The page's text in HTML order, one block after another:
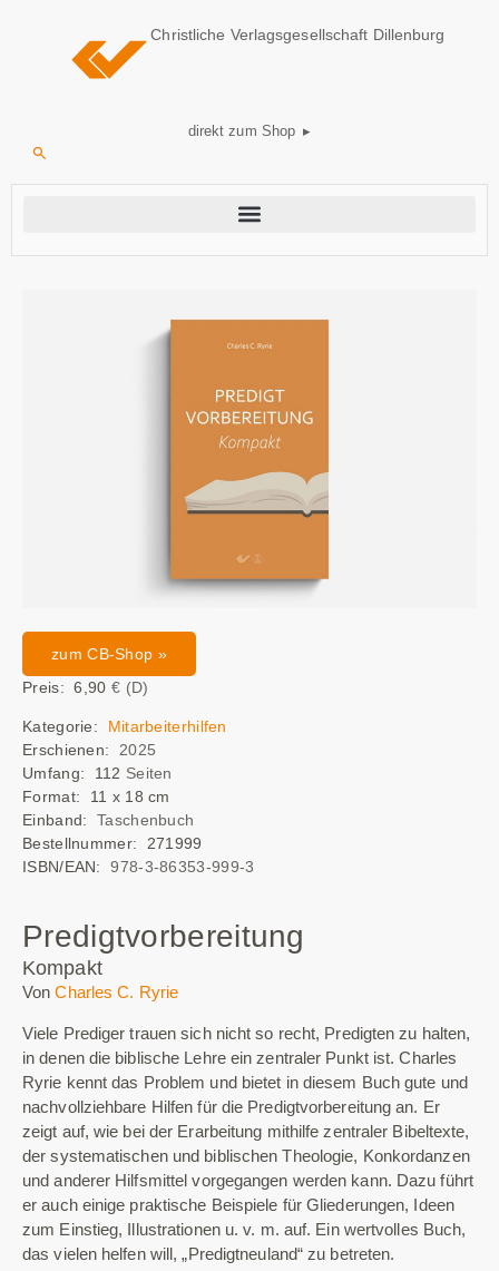
Christliche Verlagsgesellschaft Dillenburg
direkt zum Shop ▸
zum CB-Shop »
Preis: 6,90 € (D)
Kategorie: Mitarbeiterhilfen
Erschienen: 2025
Umfang: 112 Seiten
Format: 11 x 18 cm
Einband: Taschenbuch
Bestellnummer: 271999
ISBN/EAN:978-3-86353-999-3
Predigtvorbereitung
Kompakt
VonCharles C. Ryrie
Viele Prediger trauen sich nicht so recht, Predigten zu halten,
in denen die biblische Lehre ein zentraler Punkt ist. Charles
Ryrie kennt das Problem und bietet in diesem Buch gute und
nachvollziehbare Hilfen für die Predigtvorbereitung an. Er
zeigt auf, wie bei der Erarbeitung mithilfe zentraler Bibeltexte,
der systematischen und biblischen Theologie, Konkordanzen
und anderer Hilfsmittel vorgegangen werden kann. Dazu führt
er auch einige praktische Beispiele für Gliederungen, Ideen
zum Einstieg, Illustrationen u. v. m. auf. Ein wertvolles Buch,
das vielen helfen will, „Predigtneuland“ zu betreten.